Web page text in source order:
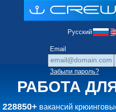
Русский
Email
Забыли пароль?
РАБОТА
228850+ вакансий